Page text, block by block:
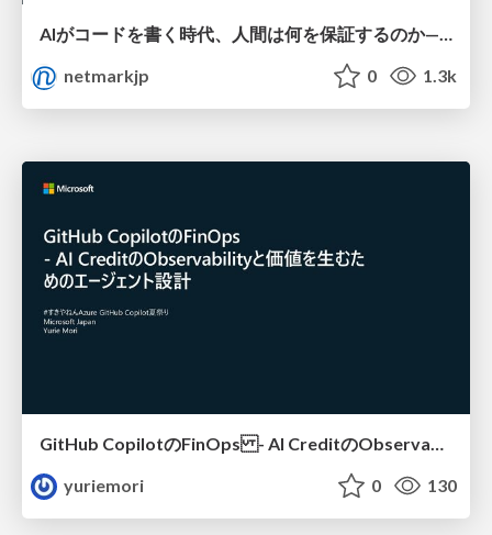
AIがコードを書く時代、人間は何を保証するのか———馬場さんと考える、開発者に求められる新しい責任と価値 - TECH PLAY
netmarkjp
0 1.3k
yuriemori
0 130